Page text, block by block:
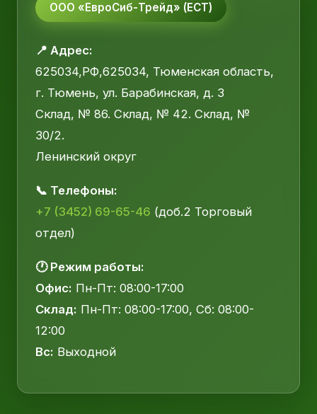
ООО «ЕвроСиб-Трейд» (ЕСТ)
📍 Адрес:
625034,РФ,625034, Тюменская область,
г. Тюмень, ул. Барабинская, д. 3
Склад, № 86. Склад, № 42. Склад, №
30/2.
Ленинский округ
📞 Телефоны:
+7 (3452) 69-65-46 (доб.2 Торговый
отдел)
🕐 Режим работы:
Офис: Пн-Пт: 08:00-17:00
Склад: Пн-Пт: 08:00-17:00, Сб: 08:00-
12:00
Вс: Выходной